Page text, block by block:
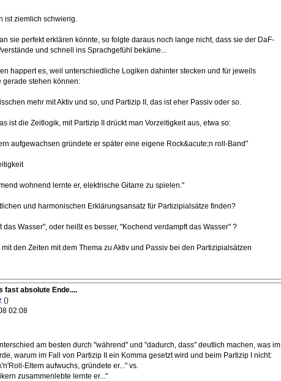
ist ziemlich schwierig.
sie perfekt erklären könnte, so folgte daraus noch lange nicht, dass sie der DaF-
und schnell ins Sprachgefühl bekäme...
happert es, weil unterschiedliche Logiken dahinter stecken und für jeweils
stehen können:
mehr mit Aktiv und so, und Partizip II, das ist eher Passiv oder so.
ist die Zeitlogik, mit Partizip II drückt man Vorzeitigkeit aus, etwa so:
aufgewachsen gründete er später eine eigene Rock&acute;n roll-Band"
wohnend lernte er, elektrische Gitarre zu spielen."
und harmonischen Erklärungsansatz für Partizipialsätze finden?
Wasser", oder heißt es besser, "Kochend verdampft das Wasser" ?
den Zeiten mit dem Thema zu Aktiv und Passiv bei den Partizipialsätzen
fast absolute Ende....
()
02:08
am besten durch "während" und "dadurch, dass" deutlich machen, was im
warum im Fall von Partizip II ein Komma gesetzt wird und beim Partizip I nicht:
Eltern aufwuchs, gründete er..." vs.
zusammenlebte lernte er..."